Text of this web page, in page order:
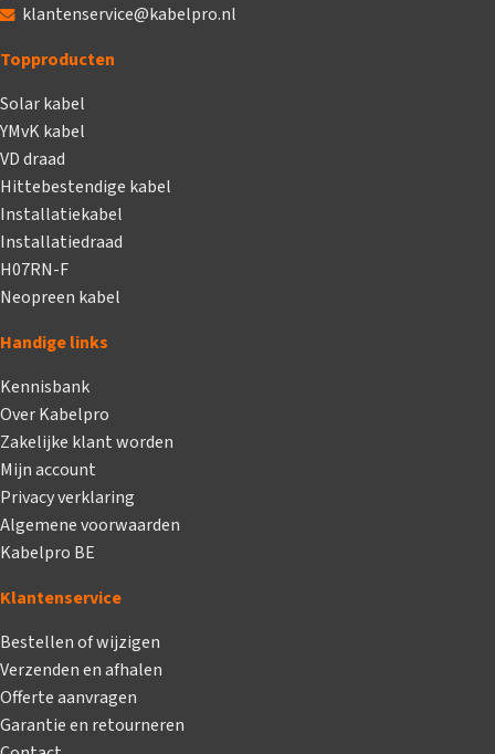
klantenservice@kabelpro.nl
Topproducten
Solar kabel
YMvK kabel
VD draad
Hittebestendige kabel
Installatiekabel
Installatiedraad
H07RN-F
Neopreen kabel
Handige links
Kennisbank
Over Kabelpro
Zakelijke klant worden
Mijn account
Privacy verklaring
Algemene voorwaarden
Kabelpro BE
Klantenservice
Bestellen of wijzigen
Verzenden en afhalen
Offerte aanvragen
Garantie en retourneren